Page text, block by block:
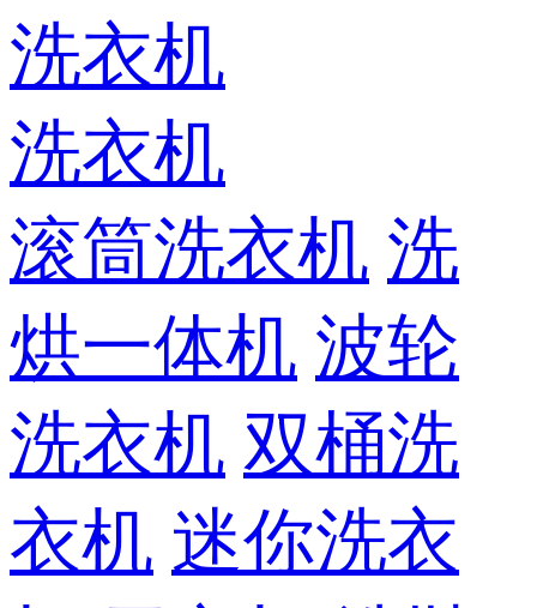
洗衣机
洗衣机
滚筒洗衣机 洗
烘一体机 波轮
洗衣机 双桶洗
衣机 迷你洗衣